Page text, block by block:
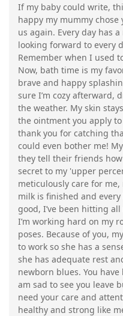
If my baby could write,
happy my mummy chose
us again. Every day has
looking forward to every
Remember when I used
Now, bath time is my
brave and happy
sure I’m cozy afterward,
the weather. My skin
the ointment you apply
thank you for catching
could even bother me!
they tell their friends
secret to my 'upper
meticulously care for
milk is finished and
good, I’ve been hitting
I’m working hard on my
poses. Because of you,
to work so she has a
she has adequate rest
newborn blues. You
am sad to see you leave
need your care and
healthy and strong like